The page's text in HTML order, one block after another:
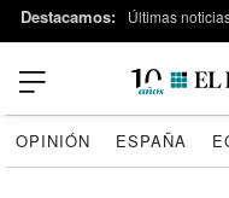
Destacamos: Últimas
OPINIÓN ESPAÑA